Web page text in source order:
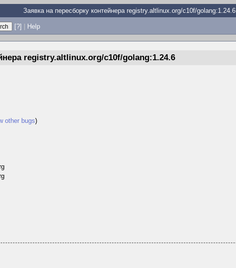
Заявка на пересборку контейнера registry.altlinux.org/c10f/golang:1.24.6
[?] | Help
registry.altlinux.org/c10f/golang:1.24.6
other bugs)